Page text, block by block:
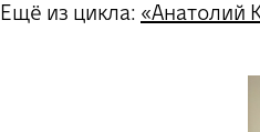
Ещё из цикла: «Анатолий